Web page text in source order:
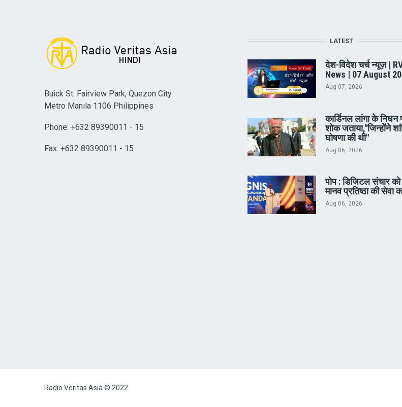
Buick St. Fairview Park, Quezon City
Metro Manila 1106 Philippines
Phone: +632 89390011 - 15
Fax: +632 89390011 - 15
LATEST
देश-विदेश चर्च न्यूज़ |
News | 07 August
Aug 07, 2026
कार्डिनल लांगा के निधन
शोक जताया,"जिन्होंने
घोषणा की थी"
Aug 06, 2026
पोप : डिजिटल संचार
मानव प्रतिष्ठा की सेवा
Aug 06, 2026
Radio Veritas Asia © 2022